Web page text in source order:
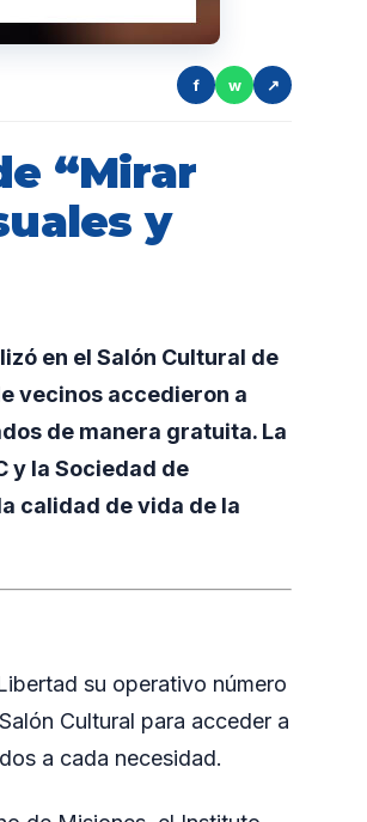
f w ↗
“Mirar
y
en el Salón Cultural de
vecinos accedieron a
de manera gratuita. La
y la Sociedad de
calidad de vida de la
su operativo número
Cultural para acceder a
a cada necesidad.